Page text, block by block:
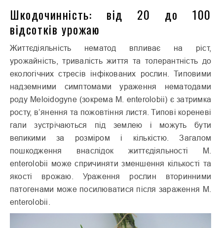
Шкодочинність: від 20 до 100
відсотків урожаю
Життєдіяльність нематод впливає на ріст,
урожайність, тривалість життя та толерантність до
екологічних стресів інфікованих рослин. Типовими
надземними симптомами ураження нематодами
роду Meloidogyne (зокрема M. enterolobii) є затримка
росту, в’янення та пожовтіння листя. Типові кореневі
гали зустрічаються під землею і можуть бути
великими за розміром і кількістю. Загалом
пошкодження внаслідок життєдіяльності M.
enterolobii може спричиняти зменшення кількості та
якості врожаю. Ураження рослин вторинними
патогенами може посилюватися після зараження M.
enterolobii.